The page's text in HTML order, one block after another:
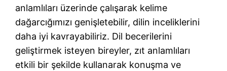
anlamlıları üzerinde çalışarak kelime
dağarcığımızı genişletebilir, dilin inceliklerini
daha iyi kavrayabiliriz. Dil becerilerini
geliştirmek isteyen bireyler, zıt anlamlıları
etkili bir şekilde kullanarak konuşma ve